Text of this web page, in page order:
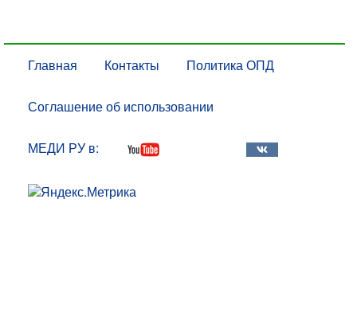
Главная Контакты Политика ОПД
Соглашение об использовании
МЕДИ РУ в: